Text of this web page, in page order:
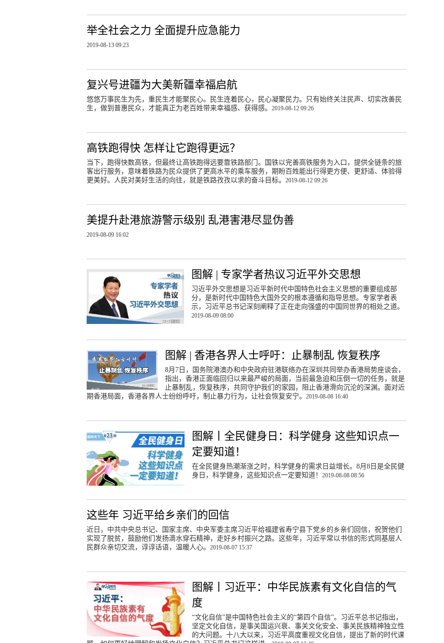
举全社会之力 全面提升应急能力
2019-08-13 09:23
复兴号进疆为大美新疆幸福启航
悠悠万事民生为先，重民生才能聚民心。民生连着民心，民心凝聚民力。只有始终关注民声、切实改善民
生，做到普惠民众，才能真正为老百姓带来幸福感、获得感。 2019-08-12 09:26
高铁跑得快 怎样让它跑得更远？
当下，跑得快数高铁，但最终让高铁跑得远要靠铁路部门。国铁以完善高铁服务为入口，提供全链条的旅
客出行服务，意味着铁路为民众提供了更高水平的乘车服务，期盼百姓能出行得更方便、更舒适、体验得
更美好。人民对美好生活的向往，就是铁路孜孜以求的奋斗目标。 2019-08-12 09:26
美提升赴港旅游警示级别 乱港害港尽显伪善
2019-08-09 16:02
图解 | 专家学者热议习近平外交思想
习近平外交思想是习近平新时代中国特色社会主义思想的重要组成部
分，是新时代中国特色大国外交的根本遵循和指导思想。专家学者表
示，习近平总书记深刻阐释了正在走向强盛的中国同世界的相处之道。
2019-08-09 08:00
图解 | 香港各界人士呼吁：止暴制乱 恢复秩序
8月7日，国务院港澳办和中央政府驻港联络办在深圳共同举办香港局势座谈会，
指出，香港正面临回归以来最严峻的局面，当前最急迫和压倒一切的任务，就是
止暴制乱，恢复秩序，共同守护我们的家园，阻止香港滑向沉沦的深渊。面对近
期香港局面，香港各界人士纷纷呼吁，制止暴力行为，让社会恢复安宁。 2019-08-08 16:40
图解丨全民健身日：科学健身 这些知识点一
定要知道！
在全民健身热潮渐涨之时，科学健身的需求日益增长。8月8日是全民健
身日，科学健身，这些知识点一定要知道！ 2019-08-08 08:56
这些年 习近平给乡亲们的回信
近日，中共中央总书记、国家主席、中央军委主席习近平给福建省寿宁县下党乡的乡亲们回信，祝贺他们
实现了脱贫，鼓励他们发扬滴水穿石精神，走好乡村振兴之路。这些年，习近平常以书信的形式同基层人
民群众亲切交流，谆谆话语，温暖人心。 2019-08-07 15:37
图解丨习近平：中华民族素有文化自信的气
度
“文化自信”是中国特色社会主义的“第四个自信”。习近平总书记指出，
坚定文化自信，是事关国运兴衰、事关文化安全、事关民族精神独立性
的大问题。十八大以来，习近平高度重视文化自信，提出了新的时代课